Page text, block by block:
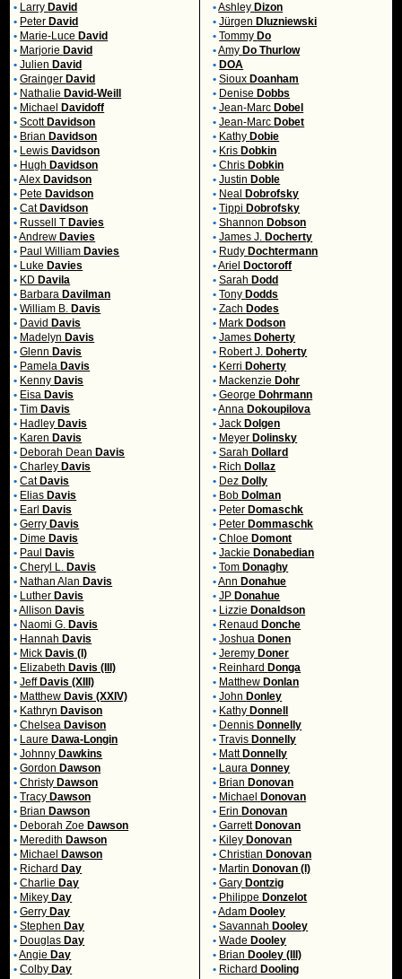
• Larry David
• Peter David
• Marie-Luce David
• Marjorie David
• Julien David
• Grainger David
• Nathalie David-Weill
• Michael
Davidoff
• Scott Davidson
• Brian Davidson
• Lewis Davidson
• Hugh Davidson
•Alex Davidson
• Pete Davidson
• Cat Davidson
• Russell T Davies
•Andrew Davies
• Paul William Davies
• Luke Davies
• KD Davila
• Barbara Davilman
• William B. Davis
• David Davis
• Madelyn Davis
• Glenn Davis
• Pamela Davis
• Kenny Davis
• Eisa Davis
• Tim Davis
• Hadley Davis
• Karen Davis
• Deborah Dean Davis
• Charley Davis
• Cat Davis
• Elias Davis
• Earl Davis
• Gerry Davis
• Dime Davis
• Paul
Davis
• Cheryl L. Davis
• Nathan Alan Davis
• Luther Davis
•Allison Davis
• Naomi G. Davis
• Hannah Davis
• Mick Davis (I)
• Elizabeth Davis (III)
• Jeff Davis (XIII)
• Matthew Davis (XXIV)
• Kathryn Davison
• Chelsea Davison
• Laure Dawa-Longin
• Johnny Dawkins
• Gordon Dawson
• Christy Dawson
• Tracy Dawson
• Brian Dawson
• Deborah Zoe Dawson
• Meredith Dawson
• Michael
Dawson
• Richard Day
• Charlie Day
• Mikey Day
• Gerry Day
• Stephen Day
• Douglas Day
•Angie Day
• Colby Day
•Ashley Dizon
• Jürgen Dluzniewski
• Tommy Do
•Amy Do Thurlow
• DOA
• Sioux Doanham
• Denise Dobbs
• Jean-Marc Dobel
• Jean-Marc Dobet
• Kathy Dobie
• Kris Dobkin
• Chris Dobkin
• Justin Doble
• Neal Dobrofsky
• Tippi Dobrofsky
• Shannon Dobson
• James J. Docherty
• Rudy Dochtermann
•Ariel
Doctoroff
• Sarah Dodd
• Tony Dodds
• Zach Dodes
• Mark Dodson
• James Doherty
• Robert J. Doherty
• Kerri Doherty
• Mackenzie Dohr
• George Dohrmann
•Anna Dokoupilova
• Jack Dolgen
• Meyer Dolinsky
• Sarah Dollard
• Rich Dollaz
• Dez Dolly
• Bob Dolman
• Peter Domaschk
• Peter Dommaschk
• Chloe Domont
• Jackie Donabedian
• Tom Donaghy
•Ann Donahue
• JP Donahue
• Lizzie Donaldson
• Renaud Donche
• Joshua Donen
• Jeremy Doner
• Reinhard Donga
• Matthew Donlan
• John Donley
• Kathy Donnell
• Dennis Donnelly
• Travis Donnelly
• Matt Donnelly
• Laura Donney
• Brian Donovan
• Michael
Donovan
• Erin Donovan
• Garrett Donovan
• Kiley Donovan
• Christian Donovan
• Martin Donovan (I)
• Gary Dontzig
• Philippe Donzelot
•Adam Dooley
• Savannah Dooley
• Wade Dooley
• Brian Dooley (III)
• Richard Dooling